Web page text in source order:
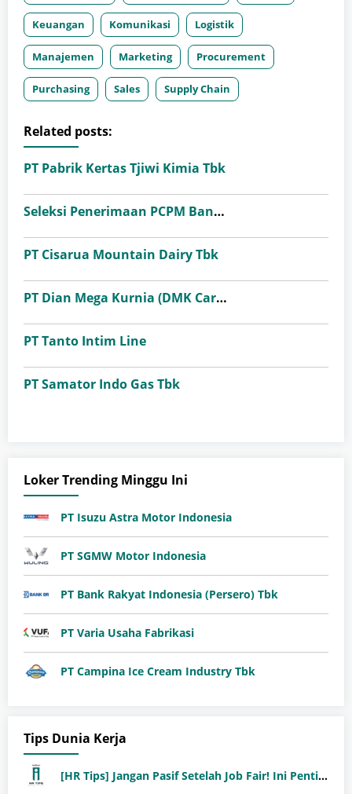
Keuangan Komunikasi Logistik
Manajemen Marketing Procurement
Purchasing Sales Supply Chain
Related posts:
PT Pabrik Kertas Tjiwi Kimia Tbk
Seleksi Penerimaan PCPM Bank Indonesia Angkatan 41
PT Cisarua Mountain Dairy Tbk
PT Dian Mega Kurnia (DMK Cargo)
PT Tanto Intim Line
PT Samator Indo Gas Tbk
Loker Trending Minggu Ini
PT Isuzu Astra Motor Indonesia
PT SGMW Motor Indonesia
PT Bank Rakyat Indonesia (Persero) Tbk
PT Varia Usaha Fabrikasi
PT Campina Ice Cream Industry Tbk
Tips Dunia Kerja
[HR Tips] Jangan Pasif Setelah Job Fair! Ini Pentingnya Follow-Up Setelah Job Fair